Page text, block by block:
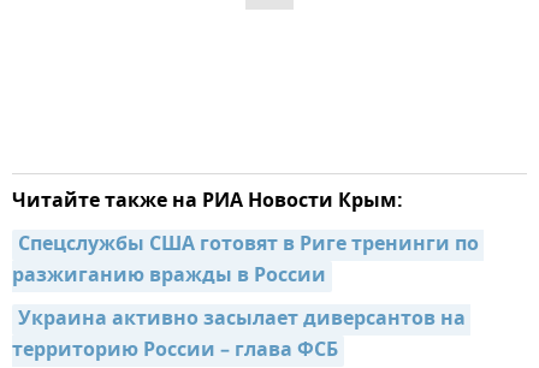
Читайте также на РИА Новости Крым:
Спецслужбы США готовят в Риге тренинги по
разжиганию вражды в России
Украина активно засылает диверсантов на
территорию России – глава ФСБ